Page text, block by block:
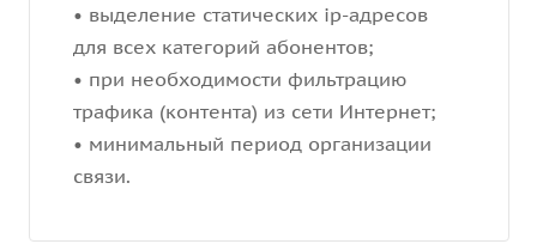
• выделение статических ip-адресов
для всех категорий абонентов;
• при необходимости фильтрацию
трафика (контента) из сети Интернет;
• минимальный период организации
связи.